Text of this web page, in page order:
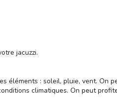
jacuzzi.
éléments : soleil, pluie, vent. On
climatiques. On peut